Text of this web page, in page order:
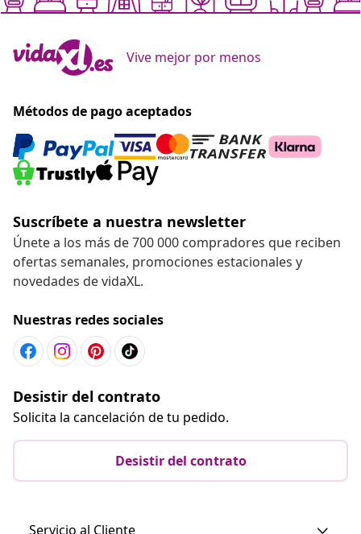
Vive mejor por menos
Métodos de pago aceptados
Suscríbete a nuestra newsletter
Únete a los más de 700 000 compradores que reciben
ofertas semanales, promociones estacionales y
novedades de vidaXL.
Nuestras redes sociales
Desistir del contrato
Solicita la cancelación de tu pedido.
Desistir del contrato
Servicio al Cliente